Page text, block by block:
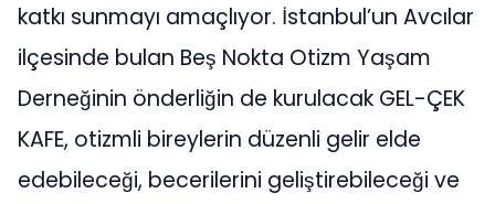
katkı sunmayı amaçlıyor. İstanbul’un Avcılar
ilçesinde bulan Beş Nokta Otizm Yaşam
Derneğinin önderliğin de kurulacak GEL-ÇEK
KAFE, otizmli bireylerin düzenli gelir elde
edebileceği, becerilerini geliştirebileceği ve